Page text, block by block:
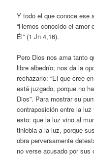
Y todo el que conoce ese
“Hemos conocido el
Él” (1 Jn 4,16).
Pero Dios nos ama tanto
libre albedrío; nos da la
rechazarlo: “El que cree
está juzgado, porque no
Dios”. Para mostrar su
contraposición entre la
esto: que la luz vino al
tiniebla a la luz, porque
obra perversamente
no verse acusado por